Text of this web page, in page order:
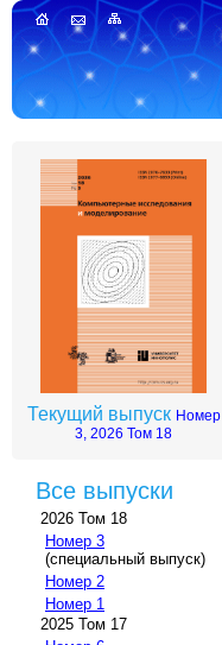
Текущий выпуск Номер
3, 2026 Том 18
Все выпуски
2026 Том 18
Номер 3
(специальный выпуск)
Номер 2
Номер 1
2025 Том 17